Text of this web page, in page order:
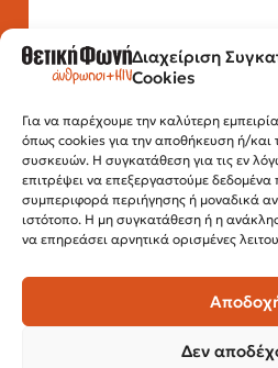
Διαχείριση
Cookies
Για να παρέχουμε την καλύτερη
όπως cookies για την αποθήκευση ή/
συσκευών. Η συγκατάθεση για τις εν
επιτρέψει να επεξεργαστούμε
συμπεριφορά περιήγησης ή μοναδικά
ιστότοπο. Η μη συγκατάθεση ή η
να επηρεάσει αρνητικά ορισμένες
Δεν
Τηλέφωνο:
Fax: 210 32
Εγνατίας 112, 3ος
Ώρες
Δευτέρα –